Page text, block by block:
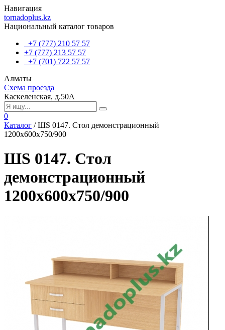
Навигация
tornadoplus.kz
Национальный каталог товаров
+7 (777) 210 57 57
+7 (777) 213 57 57
+7 (701) 722 57 57
Алматы
Схема проезда
Каскеленская, д.50А
0
Каталог /ШS 0147. Стол демонстрационный
1200х600х750/900
ШS 0147. Стол
демонстрационный
1200х600х750/900